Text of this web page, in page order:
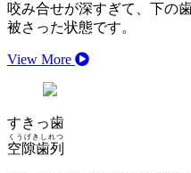
咬み合せが深すぎて、下の
被さった状態です。
View More
すきっ歯
空隙歯列
くうげきしれつ